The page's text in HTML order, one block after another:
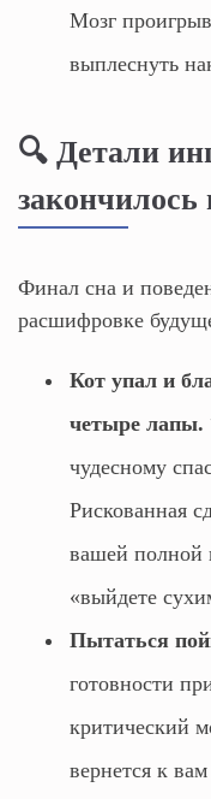
Мозг
выплеснуть
🔍 Детали
закончилось
Финал сна и
расшифровке
Кот упал и
четыре лапы.
чудесному
Рискованная
вашей
«выйдете
Пытаться
готовности
критический
вернется к